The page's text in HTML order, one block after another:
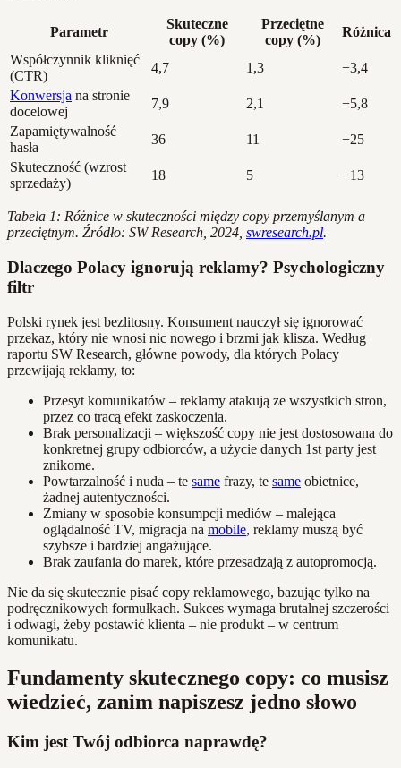
Parametr
Skuteczne
copy (%)
Przeciętne
copy (%)
Różnica
Współczynnik kliknięć
(CTR)
4,7 1,3
+3,4
Konwersja na stronie
docelowej
7,9 2,1
+5,8
Zapamiętywalność
hasła
36 11
+25
Skuteczność (wzrost
sprzedaży)
18 5 +13
Tabela 1: Różnice w skuteczności między copy przemyślanym a
przeciętnym. Źródło: SW Research, 2024, swresearch.pl.
Dlaczego Polacy ignorują reklamy? Psychologiczny
filtr
Polski rynek jest bezlitosny. Konsument nauczył się ignorować
przekaz, który nie wnosi nic nowego i brzmi jak klisza. Według
raportu SW Research, główne powody, dla których Polacy
przewijają reklamy, to:
Przesyt komunikatów – reklamy atakują ze wszystkich stron,
przez co tracą efekt zaskoczenia.
Brak personalizacji – większość copy nie jest dostosowana do
konkretnej grupy odbiorców, a użycie danych 1st party jest
znikome.
Powtarzalność i nuda – te same frazy, te same obietnice,
żadnej autentyczności.
Zmiany w sposobie konsumpcji mediów – malejąca
oglądalność TV, migracja na mobile, reklamy muszą być
szybsze i bardziej angażujące.
Brak zaufania do marek, które przesadzają z autopromocją.
Nie da się skutecznie pisać copy reklamowego, bazując tylko na
podręcznikowych formułkach. Sukces wymaga brutalnej szczerości
i odwagi, żeby postawić klienta – nie produkt – w centrum
komunikatu.
Fundamenty skutecznego copy: co musisz
wiedzieć, zanim napiszesz jedno słowo
Kim jest Twój odbiorca naprawdę?